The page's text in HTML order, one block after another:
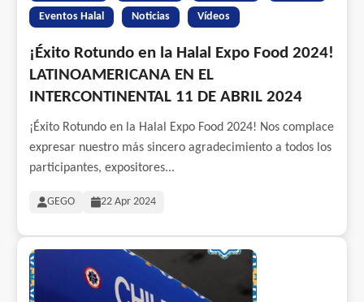
Eventos Halal Noticias Vídeos
¡Éxito Rotundo en la Halal Expo Food 2024!
LATINOAMERICANA EN EL
INTERCONTINENTAL 11 DE ABRIL 2024
¡Éxito Rotundo en la Halal Expo Food 2024! Nos complace
expresar nuestro más sincero agradecimiento a todos los
participantes, expositores...
GEGO 22 Apr 2024